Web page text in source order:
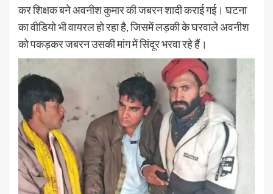
कर शिक्षक बने अवनीश कुमार की जबरन शादी कराई गई। घटना
का वीडियो भी वायरल हो रहा है, जिसमें लड़की के घरवाले अवनीश
को पकड़कर जबरन उसकी मांग में सिंदूर भरवा रहे हैं।